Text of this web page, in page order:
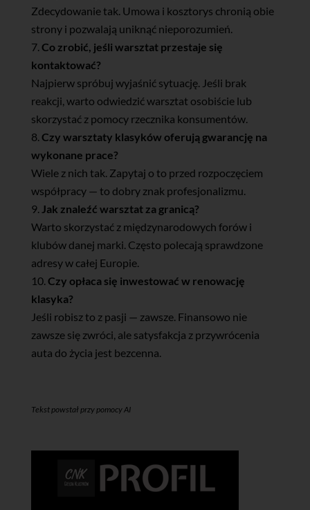
Zdecydowanie tak. Umowa i kosztorys chronią obie
strony i pozwalają uniknąć nieporozumień.
Co zrobić, jeśli warsztat przestaje się
kontaktować?
Najpierw spróbuj wyjaśnić sytuację. Jeśli brak
reakcji, warto odwiedzić warsztat osobiście lub
skorzystać z pomocy rzecznika konsumentów.
Czy warsztaty klasyków oferują gwarancję na
wykonane prace?
Wiele z nich tak. Zapytaj o to przed rozpoczęciem
współpracy — to dobry znak profesjonalizmu.
Jak znaleźć warsztat za granicą?
Warto skorzystać z międzynarodowych forów i
klubów danej marki. Często polecają sprawdzone
adresy w całej Europie.
Czy opłaca się inwestować w renowację
klasyka?
Jeśli robisz to z pasji — zawsze. Finansowo nie
zawsze się zwróci, ale satysfakcja z przywrócenia
auta do życia jest bezcenna.
Tekst powstał przy pomocy AI